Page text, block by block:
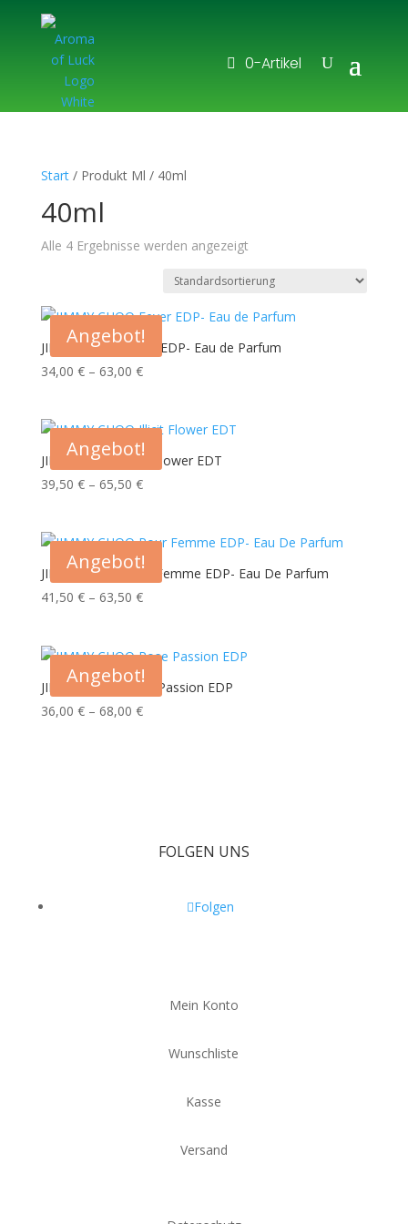
0-Artikel
Start/ Produkt Ml / 40ml
40ml
Alle 4 Ergebnisse werden angezeigt
Angebot!
JIMMY CHOO Fever EDP- Eau de Parfum
34,00 € – 63,00 €Preisspanne:
63,00 €
Angebot!
JIMMY CHOO Illicit Flower EDT
39,50 € – 65,50 €Preisspanne:
65,50 €
Angebot!
JIMMY CHOO Pour Femme EDP- Eau De Parfum
41,50 € – 63,50 €Preisspanne:
63,50 €
Angebot!
JIMMY CHOO Rose Passion EDP
36,00 € – 68,00 €Preisspanne:
FOLGEN UNS
Folgen
Mein Konto
Wunschliste
Kasse
Versand